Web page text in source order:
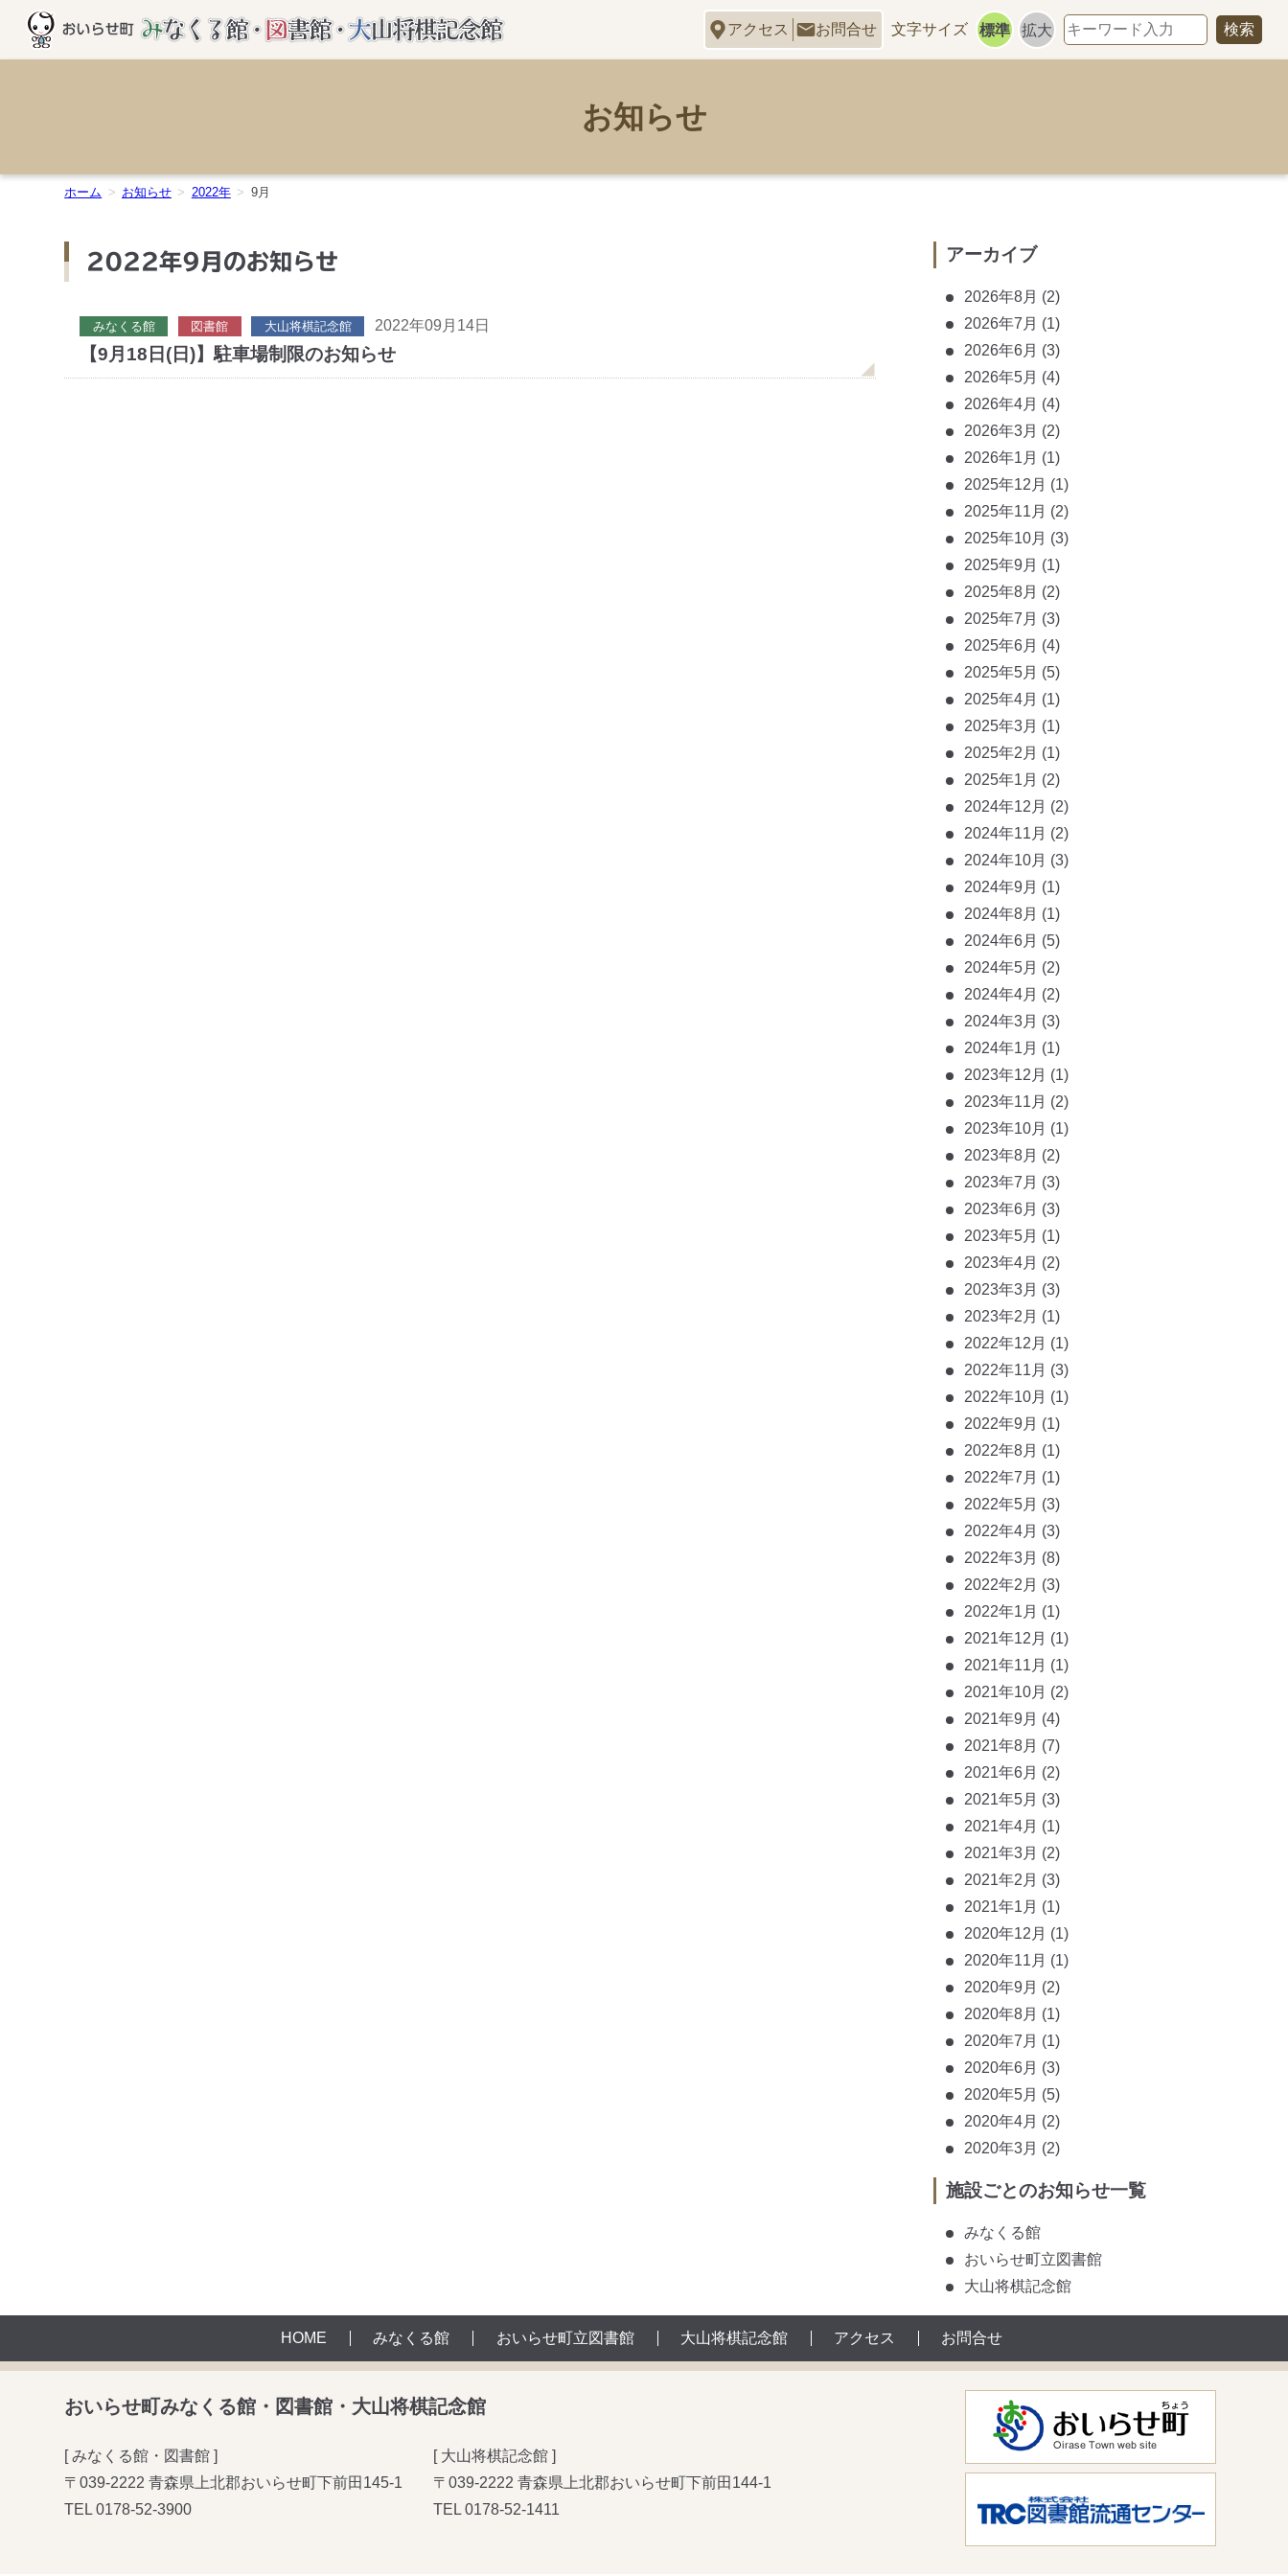
アクセス お問合せ 文字サイズ 標準 拡大
お知らせ
ホーム お知らせ 2022年 9月
2022年9月のお知らせ
みなくる館 図書館 大山将棋記念館 2022年09月14日
【9月18日(日)】駐車場制限のお知らせ
アーカイブ
2026年8月 (2)
2026年7月 (1)
2026年6月 (3)
2026年5月 (4)
2026年4月 (4)
2026年3月 (2)
2026年1月 (1)
2025年12月 (1)
2025年11月 (2)
2025年10月 (3)
2025年9月 (1)
2025年8月 (2)
2025年7月 (3)
2025年6月 (4)
2025年5月 (5)
2025年4月 (1)
2025年3月 (1)
2025年2月 (1)
2025年1月 (2)
2024年12月 (2)
2024年11月 (2)
2024年10月 (3)
2024年9月 (1)
2024年8月 (1)
2024年6月 (5)
2024年5月 (2)
2024年4月 (2)
2024年3月 (3)
2024年1月 (1)
2023年12月 (1)
2023年11月 (2)
2023年10月 (1)
2023年8月 (2)
2023年7月 (3)
2023年6月 (3)
2023年5月 (1)
2023年4月 (2)
2023年3月 (3)
2023年2月 (1)
2022年12月 (1)
2022年11月 (3)
2022年10月 (1)
2022年9月 (1)
2022年8月 (1)
2022年7月 (1)
2022年5月 (3)
2022年4月 (3)
2022年3月 (8)
2022年2月 (3)
2022年1月 (1)
2021年12月 (1)
2021年11月 (1)
2021年10月 (2)
2021年9月 (4)
2021年8月 (7)
2021年6月 (2)
2021年5月 (3)
2021年4月 (1)
2021年3月 (2)
2021年2月 (3)
2021年1月 (1)
2020年12月 (1)
2020年11月 (1)
2020年9月 (2)
2020年8月 (1)
2020年7月 (1)
2020年6月 (3)
2020年5月 (5)
2020年4月 (2)
2020年3月 (2)
施設ごとのお知らせ一覧
みなくる館
おいらせ町立図書館
大山将棋記念館
HOME みなくる館 おいらせ町立図書館 大山将棋記念館 アクセス お問合せ
おいらせ町みなくる館・図書館・大山将棋記念館
[ みなくる館・図書館 ]
〒039-2222 青森県上北郡おいらせ町下前田145-1
TEL0178-52-3900
[ 大山将棋記念館 ]
〒039-2222 青森県上北郡おいらせ町下前田144-1
TEL0178-52-1411